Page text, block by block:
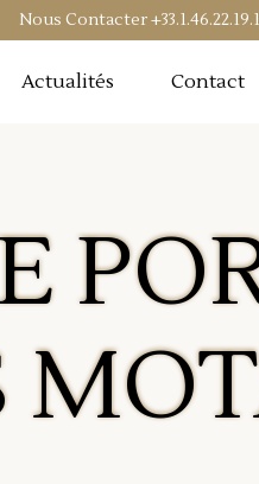
Nous Contacter
Actualités Contact